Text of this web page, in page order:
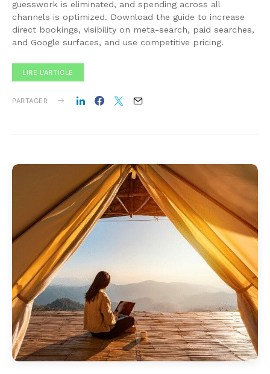
guesswork is eliminated, and spending across all
channels is optimized. Download the guide to increase
direct bookings, visibility on meta-search, paid searches,
and Google surfaces, and use competitive pricing.
LIRE L'ARTICLE
PARTAGER